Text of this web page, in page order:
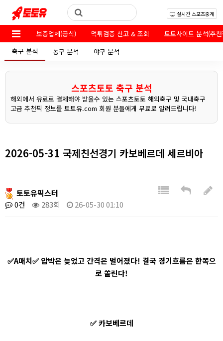
실시간 스포츠중계
보증업체(공식) 먹튀검증 신고 & 조회
토토사이트 분석(추
축구 분석
농구 분석 야구 분석
스포츠토토 축구 분석
해외에서 유료로 결제해야 받을수 있는 스포츠토토 해외축구 및 국내축구
고급 추천픽 정보를 토토유.com 회원 분들에게 무료로 알려드립니다!
2026-05-31 국제친선경기 카보베르데 세르비아
토토유픽스터
0건
283회 26-05-30 01:10
✅A매치✅ 압박은 늦었고 간격은 벌어졌다! 결국 경기흐름은 한쪽으
로 쏠린다!
✅ 카보베르데